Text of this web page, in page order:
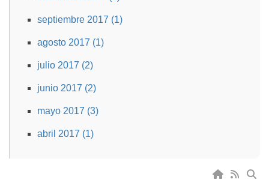
septiembre 2017 (1)
agosto 2017 (1)
julio 2017 (2)
junio 2017 (2)
mayo 2017 (3)
abril 2017 (1)